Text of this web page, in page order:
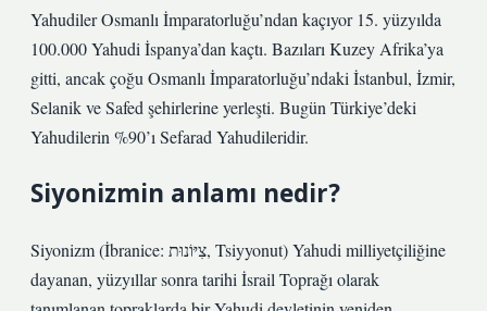
Yahudiler Osmanlı İmparatorluğu’ndan kaçıyor 15. yüzyılda
100.000 Yahudi İspanya’dan kaçtı. Bazıları Kuzey Afrika’ya
gitti, ancak çoğu Osmanlı İmparatorluğu’ndaki İstanbul, İzmir,
Selanik ve Safed şehirlerine yerleşti. Bugün Türkiye’deki
Yahudilerin %90’ı Sefarad Yahudileridir.
Siyonizmin anlamı nedir?
Siyonizm (İbranice: צִיּוֹנוּת, Tsiyyonut) Yahudi milliyetçiliğine
dayanan, yüzyıllar sonra tarihi İsrail Toprağı olarak